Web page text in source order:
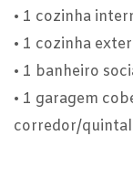
• 1 cozinha
• 1 cozinha
• 1 banheiro
• 1 garagem
corredor/